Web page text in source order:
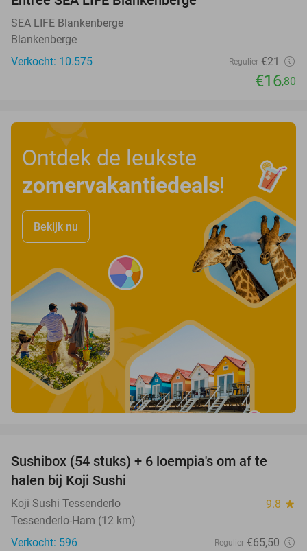
SEA LIFE Blankenberge
Blankenberge
Verkocht: 10.575
Regulier €21
€16,80
Ontdek de leukste
zomervakantiedeals!
Bekijk nu
47%
Sushibox (54 stuks) + 6 loempia's om af te
halen bij Koji Sushi
Koji Sushi Tessenderlo 9.8 star
Tessenderlo-Ham (12 km)
Verkocht: 596
Regulier €65,50